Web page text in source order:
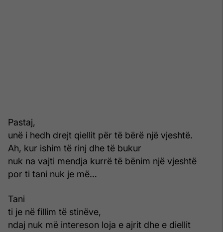
Pastaj,
unë i hedh drejt qiellit për të bërë një vjeshtë.
Ah, kur ishim të rinj dhe të bukur
nuk na vajti mendja kurrë të bënim një vjeshtë
por ti tani nuk je më…
Tani
ti je në fillim të stinëve,
ndaj nuk më intereson loja e ajrit dhe e diellit